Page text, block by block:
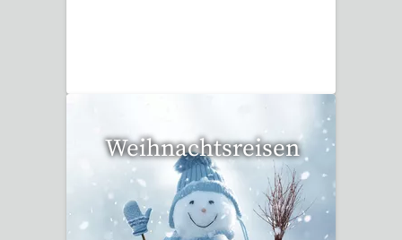
Weihnachtsreisen